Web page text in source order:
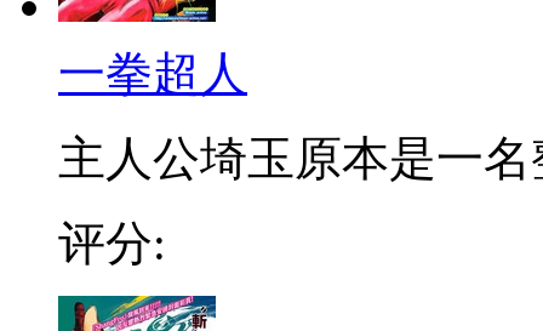
一拳超人
主人公埼玉原本是一名
评分: